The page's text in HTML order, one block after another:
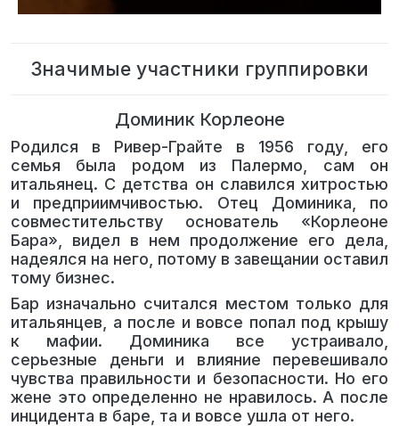
Значимые участники группировки
Доминик Корлеоне
Родился в Ривер-Грайте в 1956 году, его
семья была родом из Палермо, сам он
итальянец. С детства он славился хитростью
и предприимчивостью. Отец Доминика, по
совместительству основатель «Корлеоне
Бара», видел в нем продолжение его дела,
надеялся на него, потому в завещании оставил
тому бизнес.
Бар изначально считался местом только для
итальянцев, а после и вовсе попал под крышу
к мафии. Доминика все устраивало,
серьезные деньги и влияние перевешивало
чувства правильности и безопасности. Но его
жене это определенно не нравилось. А после
инцидента в баре, та и вовсе ушла от него.